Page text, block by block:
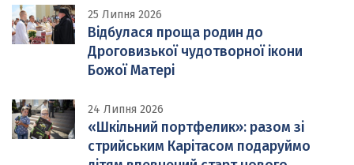
25 Липня 2026
Відбулася проща родин до
Дроговизької чудотворної ікони
Божої Матері
24 Липня 2026
«Шкільний портфелик»: разом зі
стрийським Карітасом подаруймо